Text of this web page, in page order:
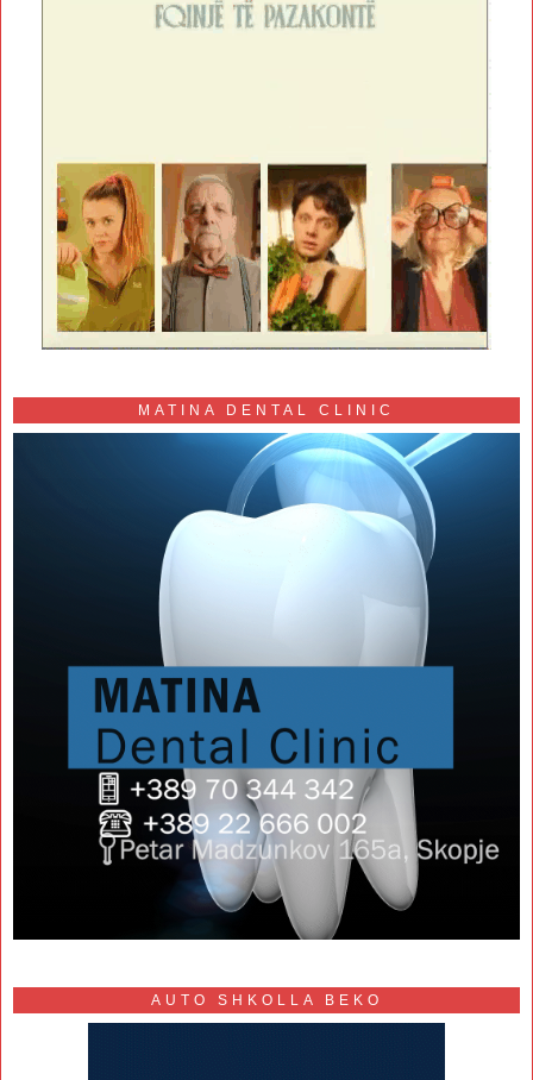
MATINA DENTAL CLINIC
AUTO SHKOLLA BEKO